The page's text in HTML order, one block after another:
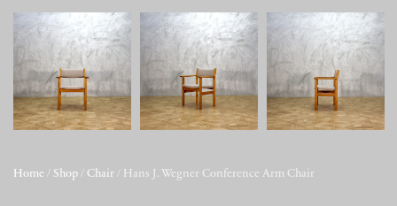
Home / Shop / Chair / Hans J. Wegner Conference Arm Chair